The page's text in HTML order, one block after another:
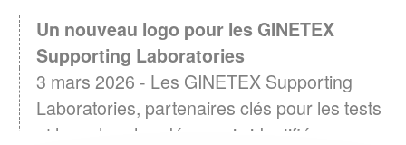
Un nouveau logo pour les GINETEX
Supporting Laboratories
3 mars 2026 - Les GINETEX Supporting
Laboratories, partenaires clés pour les tests
et la recherche, désormais identifiés par un